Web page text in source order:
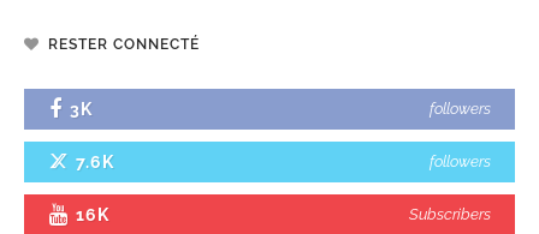
RESTER CONNECTÉ
3K followers
7.6K followers
16K Subscribers